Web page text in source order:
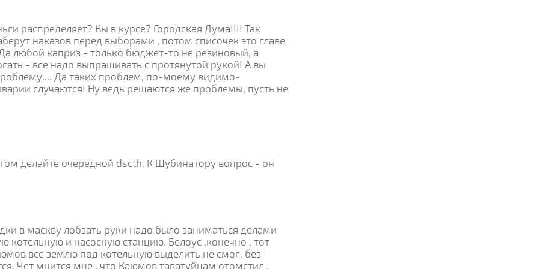
распределяет? Вы в курсе? Городская Дума!!!! Так
наказов перед выборами , потом списочек это главе
любой каприз - только бюджет-то не резиновый, а
- все надо выпрашивать с протянутой рукой! А вы
Да таких проблем, по-моему видимо-
случаются! Ну ведь решаются же проблемы, пусть не
делайте очередной dscth. К Шубинатору вопрос - он
в маскву лобзать руки надо было заниматься делами
котельную и насосную станцию. Белоус ,конечно , тот
все землю под котельную выделить не смог, без
Чет мнится мне , что Каюмов таватуйцам отомстил ,